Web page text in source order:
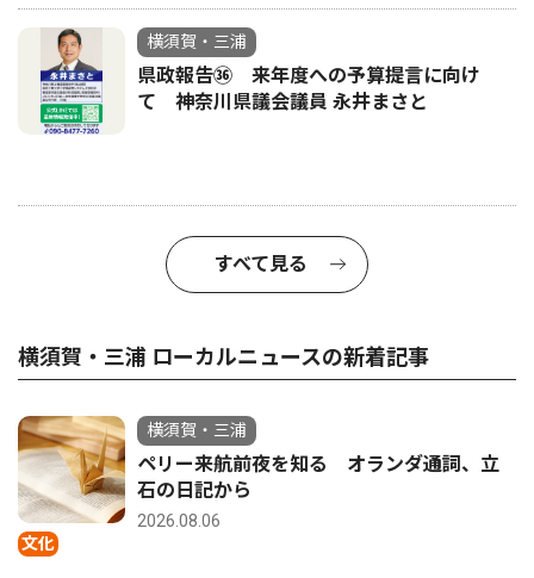
横須賀・三浦
県政報告㊱ 来年度への予算提言に向け
て 神奈川県議会議員 永井まさと
すべて見る
横須賀・三浦 ローカルニュースの新着記事
文化
横須賀・三浦
ペリー来航前夜を知る オランダ通詞、立
石の日記から
2026.08.06